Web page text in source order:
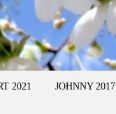
2021 JOHNNY 2017